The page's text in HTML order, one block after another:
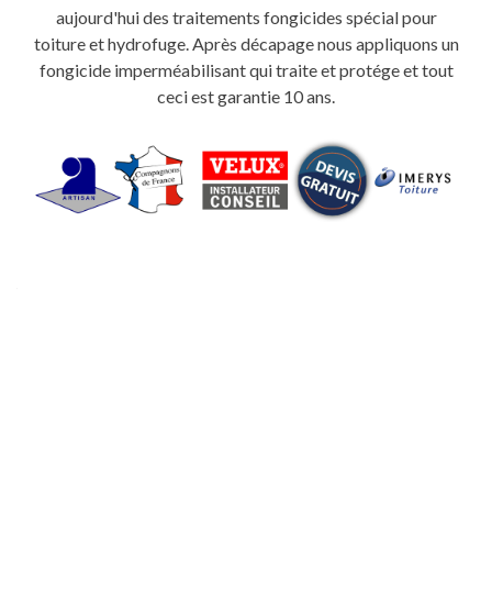
aujourd'hui des traitements fongicides spécial pour
toiture et hydrofuge. Après décapage nous appliquons un
fongicide imperméabilisant qui traite et protége et tout
ceci est garantie 10 ans.